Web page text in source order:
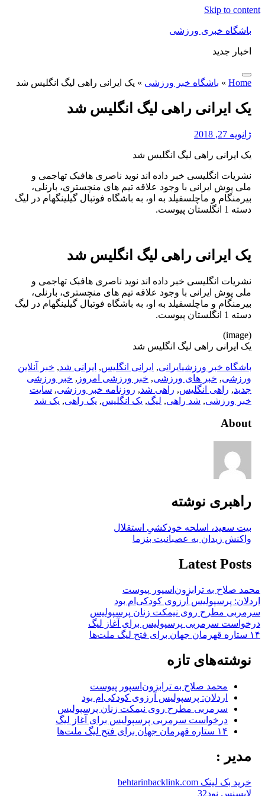
Skip to content
باشگاه خبری ورزشی
اخبار جدید
Home
» باشگاه خبر ورزشی » یک ایرانی راهی لیگ انگلیس شد
یک ایرانی راهی لیگ انگلیس شد
ژانویه 27, 2018
یک ایرانی راهی لیگ انگلیس شد
نشریات انگلیسی خبر داده اند نوید ناصری هافبک تهاجمی و
ملی پوش ایرانی با وجود علاقه تیم های منچستری، بارنلی،
بیرمنگام و ماچلسفیلد به او، به باشگاه فوتبال گیلینگهام در لیگ
دسته 1 انگلستان پیوست.
یک ایرانی راهی لیگ انگلیس شد
نشریات انگلیسی خبر داده اند نوید ناصری هافبک تهاجمی و
ملی پوش ایرانی با وجود علاقه تیم های منچستری، بارنلی،
بیرمنگام و ماچلسفیلد به او، به باشگاه فوتبال گیلینگهام در لیگ
دسته 1 انگلستان پیوست.
(image)
یک ایرانی راهی لیگ انگلیس شد
باشگاه خبر ورزشیایرانی, ایرانی انگلیس, ایرانی شد, خبر آنلاین
ورزشی, خبر های ورزشی, خبر ورزشی امروز , خبر ورزشی
جدید, راهی انگلیس, راهی شد, روزنامه خبر ورزشی, سایت
خبر ورزشی, شد راهی, لیگ, یک انگلیس, یک راهی, یک شد
About
راهبری نوشته
بیت سعید، اسلحه خودکشیِ استقلال
واکنش زیدان به عصبانیت بنزما
Latest Posts
محمد صلاح به ترابزون‌اسپور پیوست
اردلان: پرسپولیس آرزوی کودکی‌ام بود
سرمربی مطرح روی نیمکت زنان پرسپولیس
درخواست سرمربی پرسپولیس برای آغاز لیگ
۱۴ ستاره قهرمان جهان برای فتح لیگ ملت‌ها
نوشته‌های تازه
محمد صلاح به ترابزون‌اسپور پیوست
اردلان: پرسپولیس آرزوی کودکی‌ام بود
سرمربی مطرح روی نیمکت زنان پرسپولیس
درخواست سرمربی پرسپولیس برای آغاز لیگ
۱۴ ستاره قهرمان جهان برای فتح لیگ ملت‌ها
مدیر :
خرید بک لینک behtarinbacklink.com
لایسنس نود32